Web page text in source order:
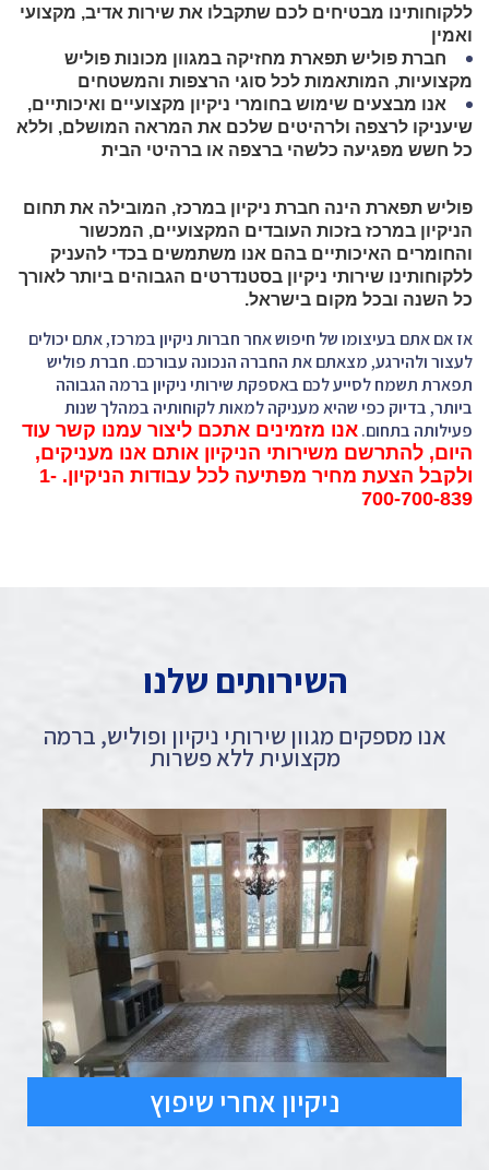
ללקוחותינו מבטיחים לכם שתקבלו את שירות אדיב, מקצועי
ואמין
חברת פוליש תפארת מחזיקה במגוון מכונות פוליש
מקצועיות, המותאמות לכל סוגי הרצפות והמשטחים
אנו מבצעים שימוש בחומרי ניקיון מקצועיים ואיכותיים,
שיעניקו לרצפה ולרהיטים שלכם את המראה המושלם, וללא
כל חשש מפגיעה כלשהי ברצפה או ברהיטי הבית
פוליש תפארת הינה חברת ניקיון במרכז, המובילה את תחום
הניקיון במרכז בזכות העובדים המקצועיים, המכשור
והחומרים האיכותיים בהם אנו משתמשים בכדי להעניק
ללקוחותינו שירותי ניקיון בסטנדרטים הגבוהים ביותר לאורך
כל השנה ובכל מקום בישראל.
אז אם אתם בעיצומו של חיפוש אחר חברות ניקיון במרכז, אתם יכולים
לעצור ולהירגע, מצאתם את החברה הנכונה עבורכם. חברת פוליש
תפארת תשמח לסייע לכם באספקת שירותי ניקיון ברמה הגבוהה
ביותר, בדיוק כפי שהיא מעניקה למאות לקוחותיה במהלך שנות
פעילותה בתחום. אנו מזמינים אתכם ליצור עמנו קשר עוד
היום, להתרשם משירותי הניקיון אותם אנו מעניקים,
ולקבל הצעת מחיר מפתיעה לכל עבודות הניקיון. 1-
700-700-839
השירותים שלנו
אנו מספקים מגוון שירותי ניקיון ופוליש, ברמה
מקצועית ללא פשרות
ניקיון אחרי שיפוץ